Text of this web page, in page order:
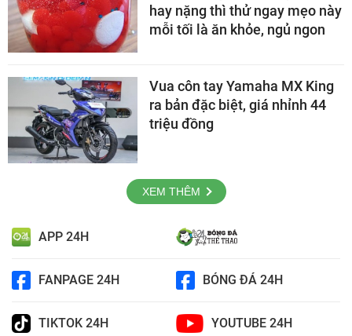
hay nặng thì thử ngay mẹo này
mỗi tối là ăn khỏe, ngủ ngon
Vua côn tay Yamaha MX King
ra bản đặc biệt, giá nhỉnh 44
triệu đồng
XEM THÊM
APP 24H
FANPAGE 24H BÓNG ĐÁ 24H
TIKTOK 24H YOUTUBE 24H